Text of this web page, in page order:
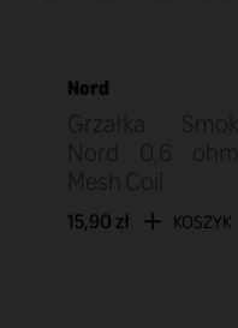
Nord
Grzałka Smok
Nord 0,6 ohm
Mesh Coil
15,90 zł KOSZYK